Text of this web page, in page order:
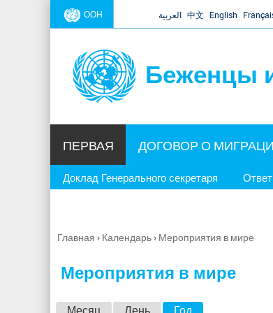
ООН العربية 中文 English
Беженцы
ПЕРВАЯ ДОГОВОР О
Доклад Генерального секретаря
Вы
Главная › Календарь› Мероприятия в мире
Мероприятия в мире